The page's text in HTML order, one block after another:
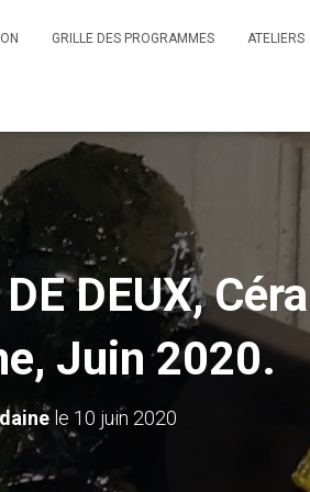
GRILLE DES PROGRAMMES ATELIERS
DEUX,
Juin 2020.
le 10 juin 2020